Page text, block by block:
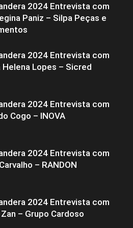
2024 Entrevista com
Paniz – Silpa Peças e
2024 Entrevista com
Helena Lopes – Sicred
2024 Entrevista com
Cogo – INOVA
2024 Entrevista com
– RANDON
2024 Entrevista com
– Grupo Cardoso